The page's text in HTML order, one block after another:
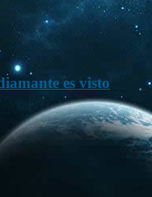
es visto